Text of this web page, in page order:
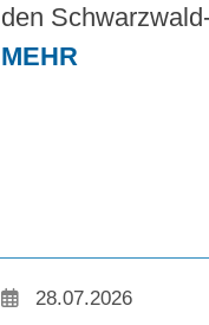
den
MEHR
28.07.2026